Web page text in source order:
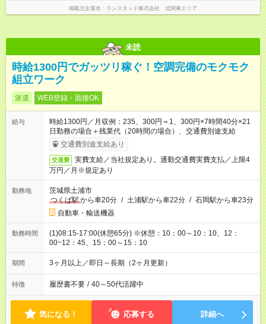
掲載元企業名 ランスタッド株式会社 北関東エリア
未読
時給1300円でガッツリ稼ぐ！空調完備のモクモク
組立ワーク
派遣 WEB登録・面接OK
給与
時給1300円／月収例：235、300円＝1、300円×7時間40分×21
日勤務の場合＋残業代（20時間の場合）、交通費別途支給
交通費別途支給あり
交通費
実費支給／当社規定あり。通勤交通費実費支払／上限4
万円／月※規定あり
勤務地
茨城県土浦市
つくば駅から車20分 / 土浦駅から車22分 / 石岡駅から車23分
自動車・輸送機器
勤務時間
(1)08:15-17:00(休憩65分) ※休憩：10：00～10：10、12：
00~12：45、15：00～15：10
期間 3ヶ月以上／即日～長期（2ヶ月更新）
特徴 履歴書不要 / 40～50代活躍中
気になる！ 応募する 詳細へ